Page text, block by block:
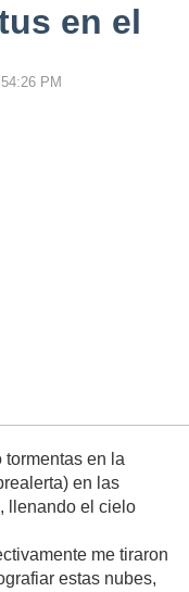
en el
PM
tormentas en la
en las
llenando el cielo
me tiraron
estas nubes,